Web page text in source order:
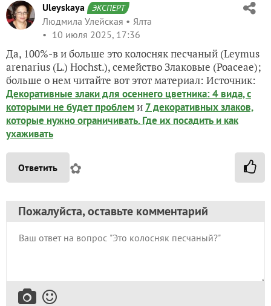
Uleyskaya ЭКСПЕРТ
Людмила Улейская
Ялта
10 июля 2025, 17:36
Да, 100%-в и больше это колосняк песчаный (Leymus
arenarius (L.) Hochst.), семейство Злаковые (Poaceae);
больше о нем читайте вот этот материал: Источник:
Декоративные злаки для осеннего цветника: 4 вида, с
которыми не будет проблеми 7 декоративных злаков,
которые нужно ограничивать. Где их посадить и как
ухаживать
Ответить ✿
Пожалуйста, оставьте комментарий